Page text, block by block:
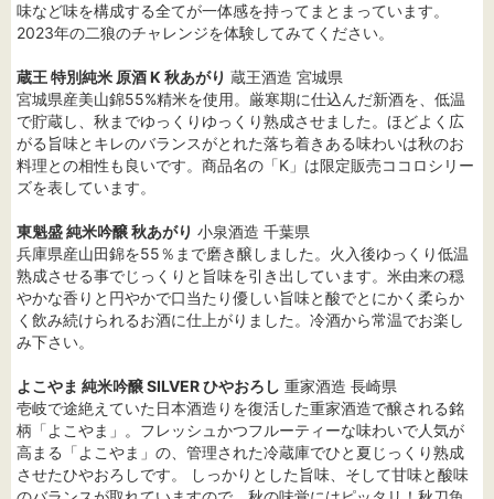
味など味を構成する全てが一体感を持ってまとまっています。
2023年の二狼のチャレンジを体験してみてください。
蔵王 特別純米 原酒 K 秋あがり 蔵王酒造 宮城県
宮城県産美山錦55%精米を使用。厳寒期に仕込んだ新酒を、低温
で貯蔵し、秋までゆっくりゆっくり熟成させました。ほどよく広
がる旨味とキレのバランスがとれた落ち着きある味わいは秋のお
料理との相性も良いです。商品名の「K」は限定販売ココロシリー
ズを表しています。
東魁盛 純米吟醸 秋あがり 小泉酒造 千葉県
兵庫県産山田錦を55％まで磨き醸しました。火入後ゆっくり低温
熟成させる事でじっくりと旨味を引き出しています。米由来の穏
やかな香りと円やかで口当たり優しい旨味と酸でとにかく柔らか
く飲み続けられるお酒に仕上がりました。冷酒から常温でお楽し
み下さい。
よこやま 純米吟醸 SILVER ひやおろし 重家酒造 長崎県
壱岐で途絶えていた日本酒造りを復活した重家酒造で醸される銘
柄「よこやま」。フレッシュかつフルーティーな味わいで人気が
高まる「よこやま」の、管理された冷蔵庫でひと夏じっくり熟成
させたひやおろしです。 しっかりとした旨味、そして甘味と酸味